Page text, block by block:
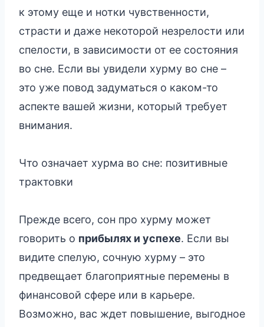
к этому еще и нотки чувственности,
страсти и даже некоторой незрелости или
спелости, в зависимости от ее состояния
во сне. Если вы увидели хурму во сне –
это уже повод задуматься о каком-то
аспекте вашей жизни, который требует
внимания.
Что означает хурма во сне: позитивные
трактовки
Прежде всего, сон про хурму может
говорить о прибылях и успехе. Если вы
видите спелую, сочную хурму – это
предвещает благоприятные перемены в
финансовой сфере или в карьере.
Возможно, вас ждет повышение, выгодное